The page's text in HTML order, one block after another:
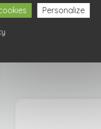
Personalize